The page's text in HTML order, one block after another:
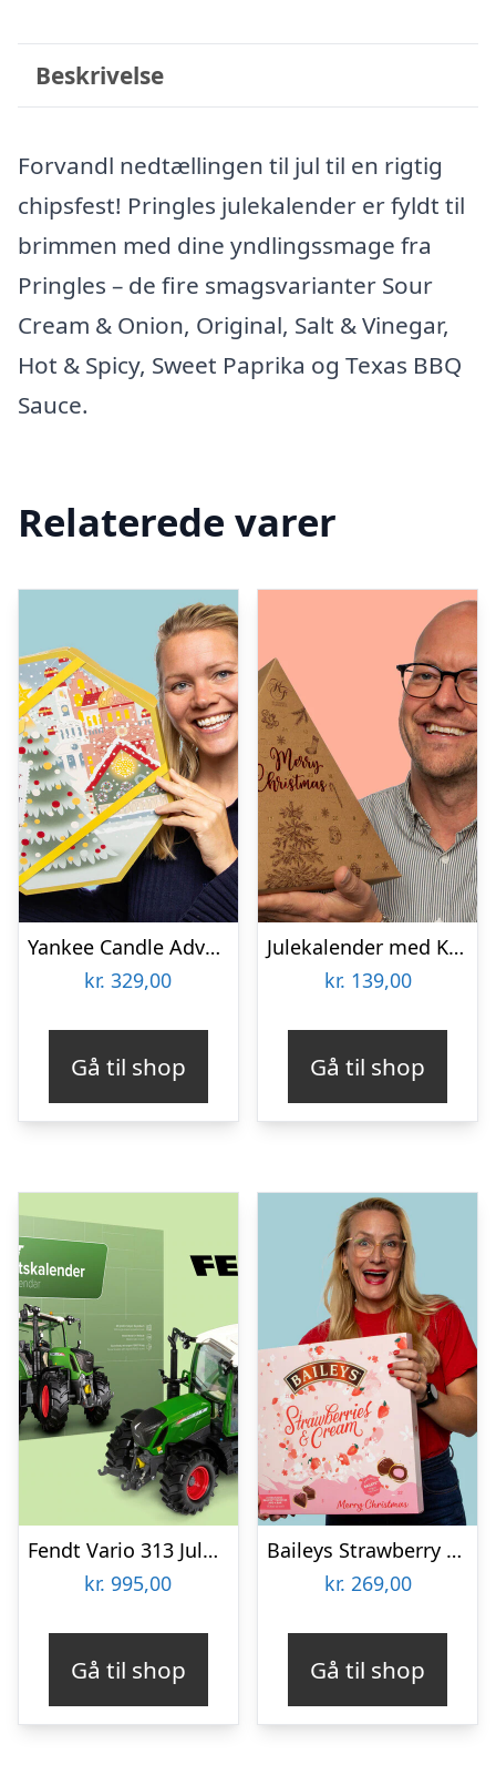
Beskrivelse
Forvandl nedtællingen til jul til en rigtig
chipsfest! Pringles julekalender er fyldt til
brimmen med dine yndlingssmage fra
Pringles – de fire smagsvarianter Sour
Cream & Onion, Original, Salt & Vinegar,
Hot & Spicy, Sweet Paprika og Texas BBQ
Sauce.
Relaterede varer
Yankee Candle Advent Wreath Julekalender
kr. 329,00
Gå til shop
Julekalender med Karameller – Karamelfabrikken
kr. 139,00
Gå til shop
Fendt Vario 313 Julekalender
kr. 995,00
Gå til shop
Baileys Strawberry XL Julekalender
kr. 269,00
Gå til shop